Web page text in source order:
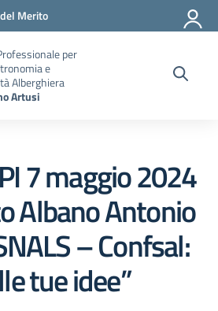
Merito
per
e
Alberghiera
Artusi
7 maggio 2024
Albano Antonio
– Confsal:
tue idee”